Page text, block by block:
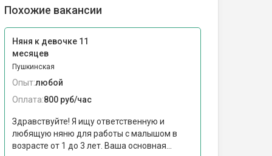
Похожие вакансии
Няня к девочке 11
месяцев
Пушкинская
Опыт:любой
Оплата:800 руб/час
Здравствуйте! Я ищу ответственную и
любящую няню для работы с малышом в
возрасте от 1 до 3 лет. Ваша основная...